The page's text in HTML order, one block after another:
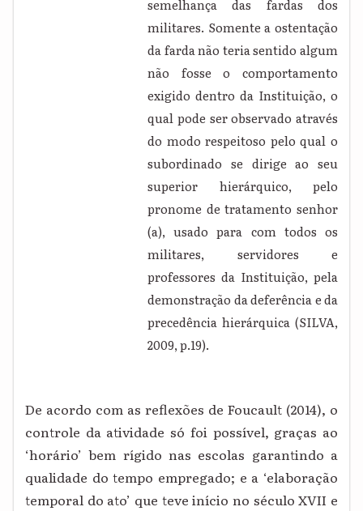
semelhança das fardas dos
militares. Somente a ostentação
da farda não teria sentido algum
não fosse o comportamento
exigido dentro da Instituição, o
qual pode ser observado através
do modo respeitoso pelo qual o
subordinado se dirige ao seu
superior hierárquico, pelo
pronome de tratamento senhor
(a), usado para com todos os
militares, servidores e
professores da Instituição, pela
demonstração da deferência e da
precedência hierárquica (SILVA,
2009, p.19).
De acordo com as reflexões de Foucault (2014), o
controle da atividade só foi possível, graças ao
‘horário’ bem rígido nas escolas garantindo a
qualidade do tempo empregado; e a ‘elaboração
temporal do ato’ que teve início no século XVII e